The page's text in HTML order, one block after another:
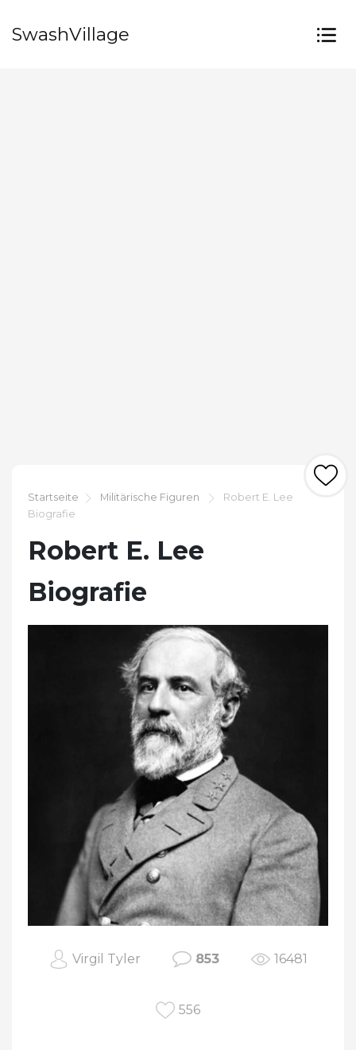
SwashVillage
Startseite Militärische Figuren
Robert E. Lee
Biografie
Robert E. Lee
Biografie
Virgil Tyler 853 16481
556